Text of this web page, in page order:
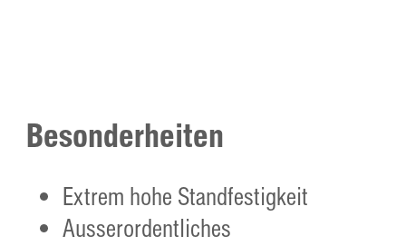
Besonderheiten
Extrem hohe Standfestigkeit
Ausserordentliches